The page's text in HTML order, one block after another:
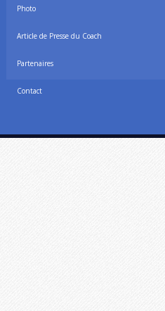
Photo
Article de Presse du Coach
Partenaires
Contact